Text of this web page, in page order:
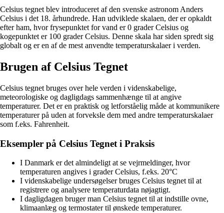
Celsius tegnet blev introduceret af den svenske astronom Anders
Celsius i det 18. århundrede. Han udviklede skalaen, der er opkaldt
efter ham, hvor frysepunktet for vand er 0 grader Celsius og
kogepunktet er 100 grader Celsius. Denne skala har siden spredt sig
globalt og er en af de mest anvendte temperaturskalaer i verden.
Brugen af Celsius Tegnet
Celsius tegnet bruges over hele verden i videnskabelige,
meteorologiske og dagligdags sammenhænge til at angive
temperaturer. Det er en praktisk og letforståelig måde at kommunikere
temperaturer på uden at forveksle dem med andre temperaturskalaer
som f.eks. Fahrenheit.
Eksempler på Celsius Tegnet i Praksis
I Danmark er det almindeligt at se vejrmeldinger, hvor
temperaturen angives i grader Celsius, f.eks. 20°C
I videnskabelige undersøgelser bruges Celsius tegnet til at
registrere og analysere temperaturdata nøjagtigt.
I dagligdagen bruger man Celsius tegnet til at indstille ovne,
klimaanlæg og termostater til ønskede temperaturer.